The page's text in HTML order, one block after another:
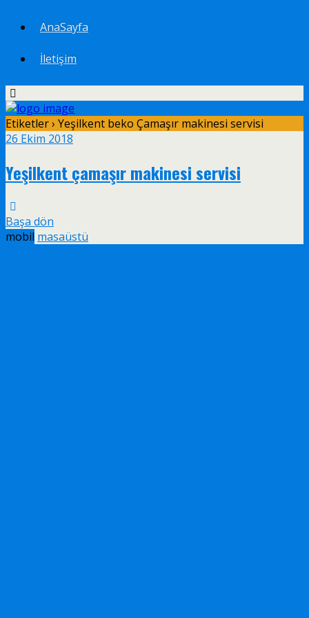
AnaSayfa
İletişim
Etiketler › Yeşilkent beko Çamaşır makinesi servisi
26 Ekim 2018
Yeşilkent çamaşır makinesi servisi
Başa dön
mobil masaüstü